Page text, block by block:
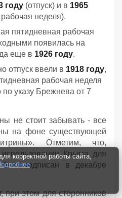
году (отпуск) и в 1965
неделя).
пятидневная рабочая
появилась на
еще в 1926 году.
отпуск ввели в 1918 году,
рабочая неделя
по указу Брежнева от 7
не стоит забывать - все
на фоне существующей
Отметим, что,
Крыма для
был подписан в декабре
при этом для сторонников
корректной работы сайта,